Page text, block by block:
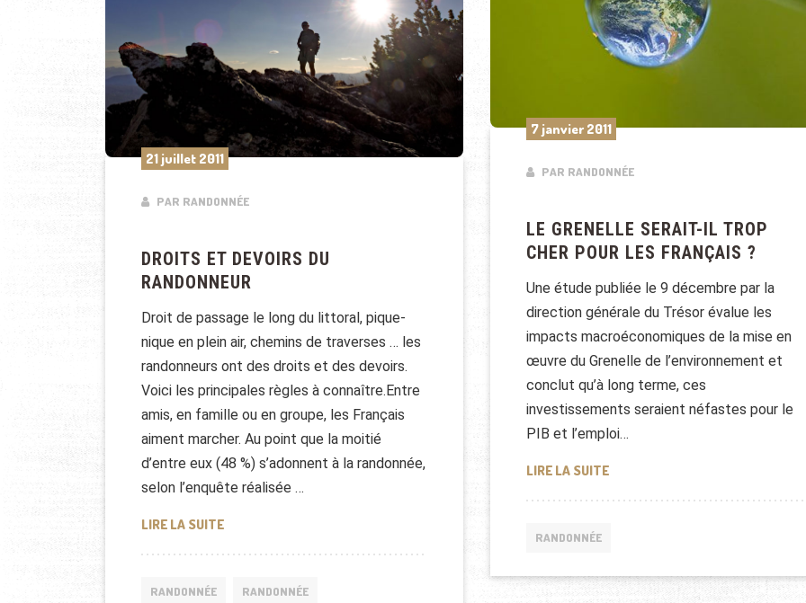
21 juillet 2011
PAR RANDONNÉE
DROITS ET DEVOIRS DU
RANDONNEUR
Droit de passage le long du littoral, pique-
nique en plein air, chemins de traverses … les
randonneurs ont des droits et des devoirs.
Voici les principales règles à connaître.Entre
amis, en famille ou en groupe, les Français
aiment marcher. Au point que la moitié
d’entre eux (48 %) s’adonnent à la randonnée,
selon l’enquête réalisée …
LIRE LA SUITEDROITS ET DEVOIRS DU RANDONNEUR
RANDONNÉE RANDONNÉE
7 janvier 2011
PAR RANDONNÉE
LE GRENELLE SERAIT-IL TROP
CHER POUR LES FRANÇAIS ?
Une étude publiée le 9 décembre par la
direction générale du Trésor évalue les
impacts macroéconomiques de la mise en
œuvre du Grenelle de l’environnement et
conclut qu’à long terme, ces
investissements seraient néfastes pour le
PIB et l’emploi…
LIRE LA SUITELE GRENELLE SERAIT-IL TROP
RANDONNÉE